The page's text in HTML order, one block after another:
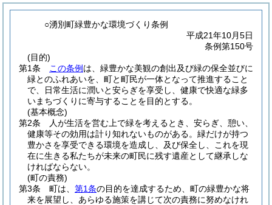
○湧別町緑豊かな環境づくり条例
平成21年10月5日
条例第150号
(目的)
第1条
この条例 は、緑豊かな美観の創出及び緑の保全並びに
緑とのふれあいを、町と町民が一体となって推進すること
で、日常生活に潤いと安らぎを享受し、健康で快適な緑多
いまちづくりに寄与することを目的とする。
(基本概念)
第2条
人が生活を営む上で緑を考えるとき、安らぎ、憩い、
健康等その効用は計り知れないものがある。 緑だけが持つ
豊かさを享受できる環境を造成し、及び保全し、これを現
在に生きる私たちが未来の町民に残す遺産として継承しな
ければならない。
(町の責務)
第3条
町は、 第1条の目的を達成するため、町の緑豊かな将
来を展望し、あらゆる施策を講じて次の責務に努めなけれ